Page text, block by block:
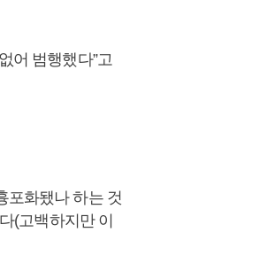
어 범행했다”고
포화됐나 하는 것
(고백하지만 이